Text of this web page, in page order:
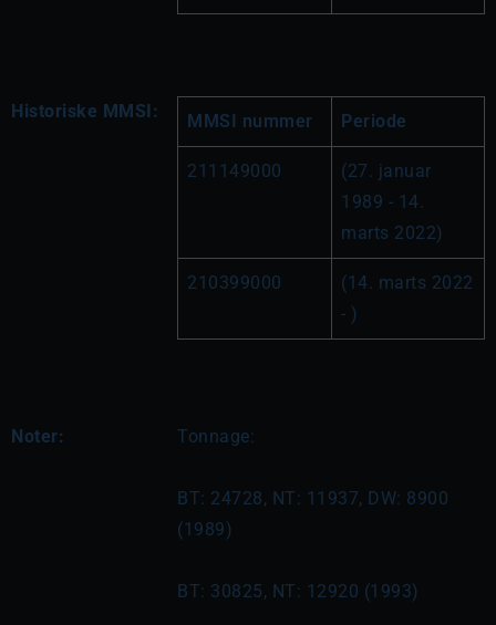
Historiske MMSI: MMSI nummer Periode
211149000
(27. januar
1989 - 14.
marts 2022)
210399000
(14. marts 2022
- )
Noter: Tonnage:
BT: 24728, NT: 11937, DW: 8900
(1989)
BT: 30825, NT: 12920 (1993)